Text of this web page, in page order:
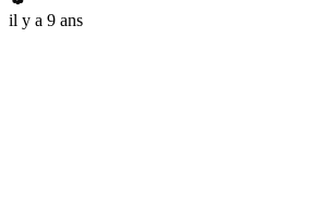
il y a 9 ans